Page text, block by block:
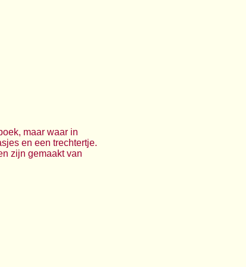
maar waar in
en een trechtertje.
zijn gemaakt van